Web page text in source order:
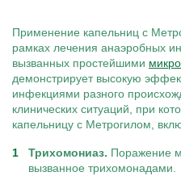
Применение капельниц с
рамках лечения анаэробных
вызванных простейшими
демонстрирует высокую
инфекциями разного
клинических ситуаций, при
капельницу с Метрогилом,
Трихомониаз. Поражение
вызванное трихомонадами.